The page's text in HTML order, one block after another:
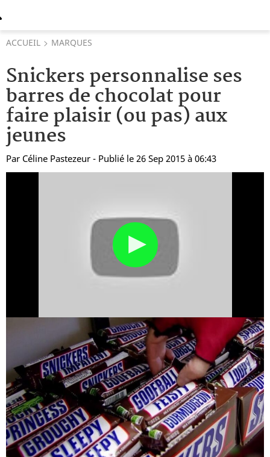
ACCUEIL MARQUES
Snickers personnalise ses
barres de chocolat pour
faire plaisir (ou pas) aux
jeunes
Par Céline Pastezeur - Publié le 26 Sep 2015 à 06:43